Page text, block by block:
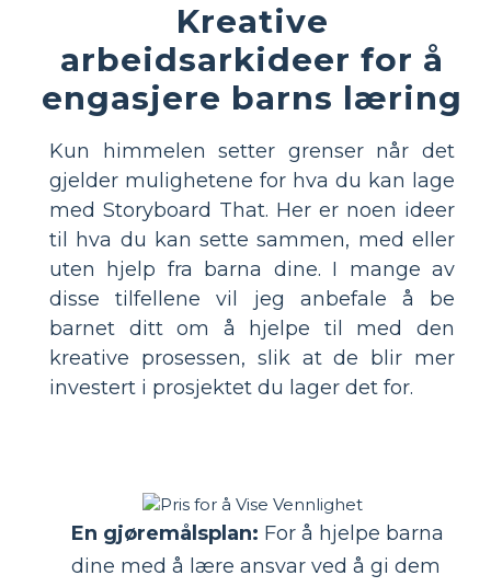
Kreative
arbeidsarkideer for å
engasjere barns læring
Kun himmelen setter grenser når det
gjelder mulighetene for hva du kan lage
med Storyboard That. Her er noen ideer
til hva du kan sette sammen, med eller
uten hjelp fra barna dine. I mange av
disse tilfellene vil jeg anbefale å be
barnet ditt om å hjelpe til med den
kreative prosessen, slik at de blir mer
investert i prosjektet du lager det for.
En gjøremålsplan: For å hjelpe barna
dine med å lære ansvar ved å gi dem